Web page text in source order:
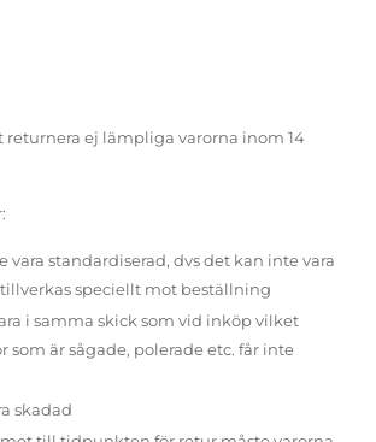
returnera ej lämpliga varorna inom 14
vara standardiserad, dvs det kan inte vara
speciellt mot beställning
i samma skick som vid inköp vilket
som är sågade, polerade etc. får inte
skadad